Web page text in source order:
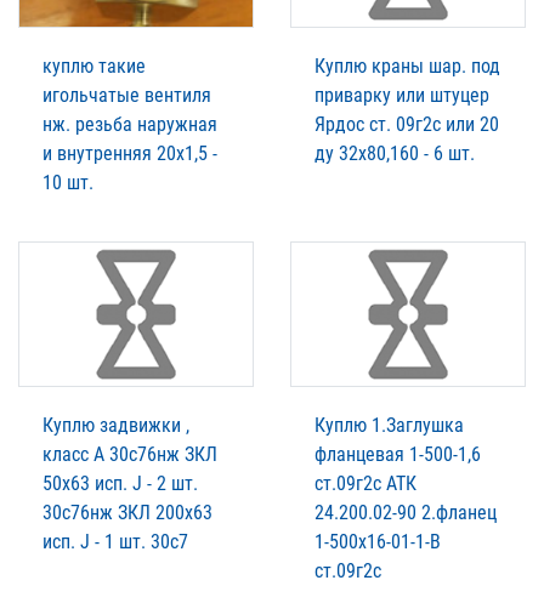
куплю такие
игольчатые вентиля
нж. резьба наружная
и внутренняя 20х1,5 -
10 шт.
Куплю краны шар. под
приварку или штуцер
Ярдос ст. 09г2с или 20
ду 32х80,160 - 6 шт.
Куплю задвижки ,
класс А 30с76нж ЗКЛ
50х63 исп. J - 2 шт.
30с76нж ЗКЛ 200х63
исп. J - 1 шт. 30с7
Куплю 1.Заглушка
фланцевая 1-500-1,6
ст.09г2с АТК
24.200.02-90 2.фланец
1-500х16-01-1-В
ст.09г2с